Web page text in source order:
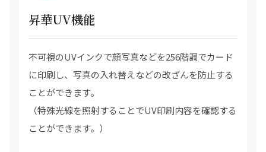
昇華UV機能
不可視のUVインクで顔写真などを256階調でカード
に印刷し、写真の入れ替えなどの改ざんを防止する
ことができます。
（特殊光線を照射することでUV印刷内容を確認する
ことができます。）